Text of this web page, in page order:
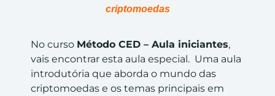
criptomoedas
No curso Método CED – Aula iniciantes,
vais encontrar esta aula especial. Uma aula
introdutória que aborda o mundo das
criptomoedas e os temas principais em